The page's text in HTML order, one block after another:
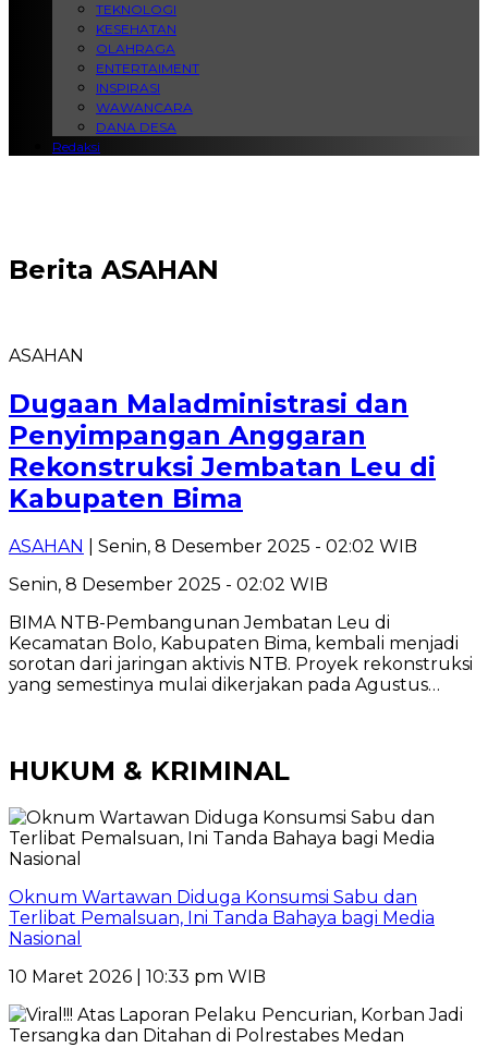
TEKNOLOGI
KESEHATAN
OLAHRAGA
ENTERTAIMENT
INSPIRASI
WAWANCARA
DANA DESA
Redaksi
Berita ASAHAN
ASAHAN
Dugaan Maladministrasi dan
Penyimpangan Anggaran
Rekonstruksi Jembatan Leu di
Kabupaten Bima
ASAHAN
| Senin, 8 Desember 2025 - 02:02 WIB
Senin, 8 Desember 2025 - 02:02 WIB
BIMA NTB-Pembangunan Jembatan Leu di
Kecamatan Bolo, Kabupaten Bima, kembali menjadi
sorotan dari jaringan aktivis NTB. Proyek rekonstruksi
yang semestinya mulai dikerjakan pada Agustus…
HUKUM & KRIMINAL
Oknum Wartawan Diduga Konsumsi Sabu dan
Terlibat Pemalsuan, Ini Tanda Bahaya bagi Media
Nasional
10 Maret 2026 | 10:33 pm WIB